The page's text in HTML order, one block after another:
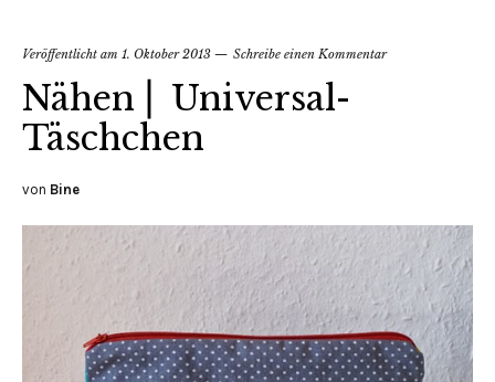
Veröffentlicht am 1. Oktober 2013 Schreibe einen Kommentar
Nähen ⎜ Universal-
Täschchen
von Bine